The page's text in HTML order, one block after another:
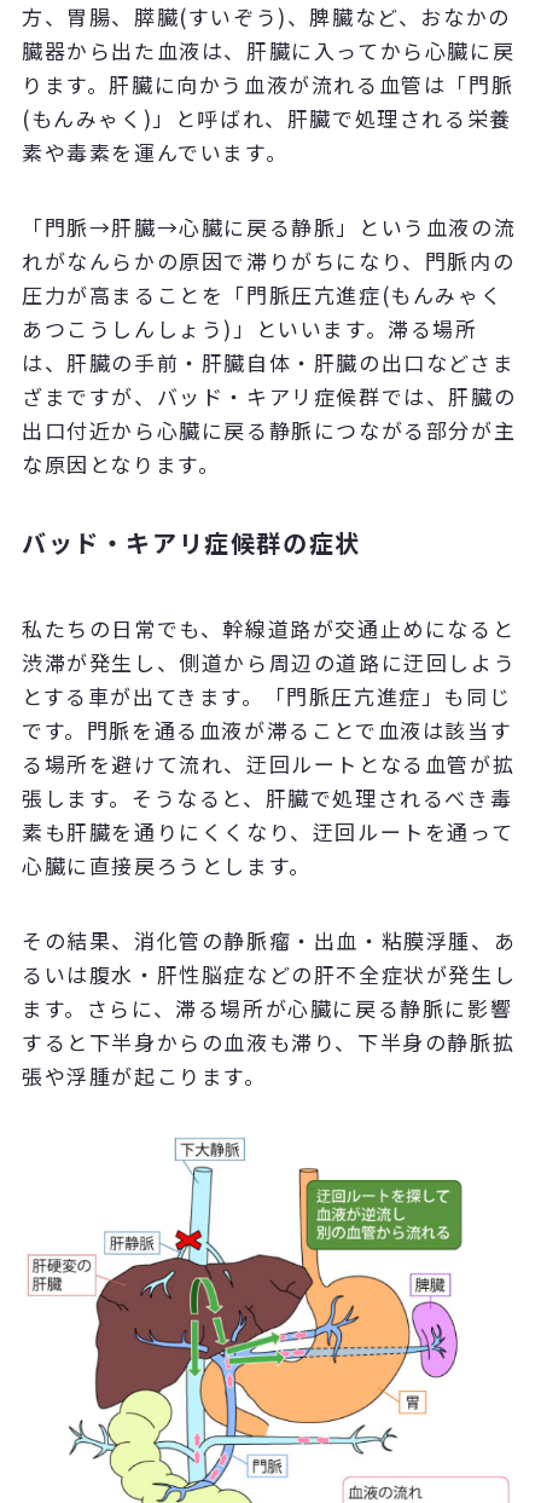
方、胃腸、膵臓(すいぞう)、脾臓など、おなかの
臓器から出た血液は、肝臓に入ってから心臓に戻
ります。肝臓に向かう血液が流れる血管は「門脈
(もんみゃく)」と呼ばれ、肝臓で処理される栄養
素や毒素を運んでいます。
「門脈→肝臓→心臓に戻る静脈」という血液の流
れがなんらかの原因で滞りがちになり、門脈内の
圧力が高まることを「門脈圧亢進症(もんみゃく
あつこうしんしょう)」といいます。滞る場所
は、肝臓の手前・肝臓自体・肝臓の出口などさま
ざまですが、バッド・キアリ症候群では、肝臓の
出口付近から心臓に戻る静脈につながる部分が主
な原因となります。
バッド・キアリ症候群の症状
私たちの日常でも、幹線道路が交通止めになると
渋滞が発生し、側道から周辺の道路に迂回しよう
とする車が出てきます。「門脈圧亢進症」も同じ
です。門脈を通る血液が滞ることで血液は該当す
る場所を避けて流れ、迂回ルートとなる血管が拡
張します。そうなると、肝臓で処理されるべき毒
素も肝臓を通りにくくなり、迂回ルートを通って
心臓に直接戻ろうとします。
その結果、消化管の静脈瘤・出血・粘膜浮腫、あ
るいは腹水・肝性脳症などの肝不全症状が発生し
ます。さらに、滞る場所が心臓に戻る静脈に影響
すると下半身からの血液も滞り、下半身の静脈拡
張や浮腫が起こります。